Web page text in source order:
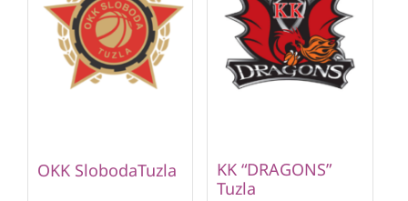
OKK SlobodaTuzla
KK “DRAGONS”
Tuzla